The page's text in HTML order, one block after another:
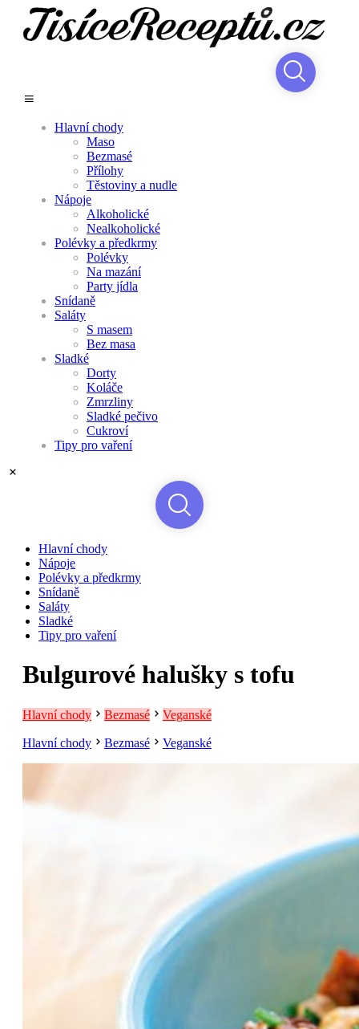
Hlavní chody
Maso
Bezmasé
Přílohy
Těstoviny a nudle
Nápoje
Alkoholické
Nealkoholické
Polévky a předkrmy
Polévky
Na mazání
Party jídla
Snídaně
Saláty
S masem
Bez masa
Sladké
Dorty
Koláče
Zmrzliny
Sladké pečivo
Cukroví
Tipy pro vaření
Hlavní chody
Nápoje
Polévky a předkrmy
Snídaně
Saláty
Sladké
Tipy pro vaření
Bulgurové halušky s tofu
Hlavní chody Bezmasé Veganské
Hlavní chody Bezmasé Veganské